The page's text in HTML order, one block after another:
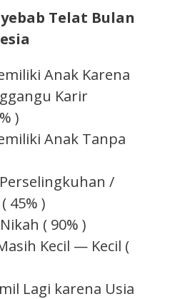
Telat Bulan
Anak Karena
Karir
)
Anak Tanpa
/
45% )
( 90% )
Kecil — Kecil (
Lagi karena Usia